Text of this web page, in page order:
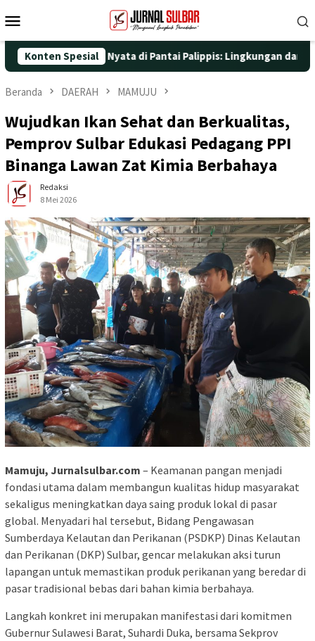
ke
Mobile
Konten Spesial
Aksi Nyata di Pantai Palippis: Lingkungan dan Kesehatan
Beranda DAERAH MAMUJU
Wujudkan Ikan Sehat dan Berkualitas,
Pemprov Sulbar Edukasi Pedagang PPI
Binanga Lawan Zat Kimia Berbahaya
Redaksi
8 Mei 2026
Mamuju, Jurnalsulbar.com – Keamanan pangan menjadi
fondasi utama dalam membangun kualitas hidup masyarakat
sekaligus meningkatkan daya saing produk lokal di pasar
global. Menyadari hal tersebut, Bidang Pengawasan
Sumberdaya Kelautan dan Perikanan (PSDKP) Dinas Kelautan
dan Perikanan (DKP) Sulbar, gencar melakukan aksi turun
lapangan untuk memastikan produk perikanan yang beredar di
pasar tradisional bebas dari bahan kimia berbahaya.
Langkah konkret ini merupakan manifestasi dari komitmen
Gubernur Sulawesi Barat, Suhardi Duka, bersama Sekprov